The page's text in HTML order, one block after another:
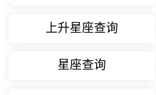
上升星座查询
星座查询